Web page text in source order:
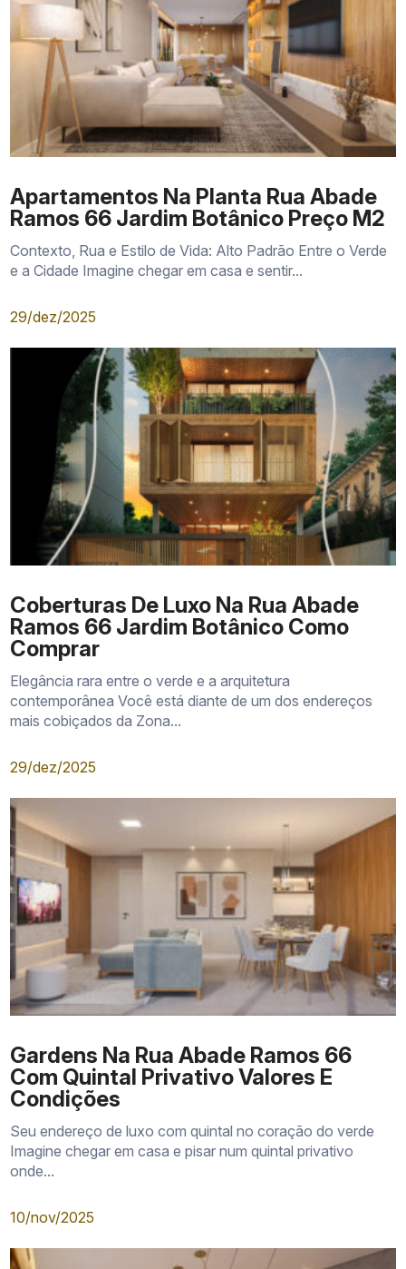
Apartamentos Na Planta Rua Abade
Ramos 66 Jardim Botânico Preço M2
Contexto, Rua e Estilo de Vida: Alto Padrão Entre o Verde
e a Cidade Imagine chegar em casa e sentir...
29/dez/2025
Coberturas De Luxo Na Rua Abade
Ramos 66 Jardim Botânico Como
Comprar
Elegância rara entre o verde e a arquitetura
contemporânea Você está diante de um dos endereços
mais cobiçados da Zona...
29/dez/2025
Gardens Na Rua Abade Ramos 66
Com Quintal Privativo Valores E
Condições
Seu endereço de luxo com quintal no coração do verde
Imagine chegar em casa e pisar num quintal privativo
onde...
10/nov/2025